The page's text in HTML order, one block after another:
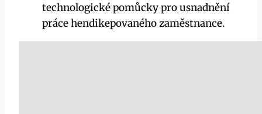
technologické pomůcky pro usnadnění
práce hendikepovaného zaměstnance.